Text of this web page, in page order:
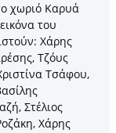
χωριό Καρυά
του
Χάρης
Τζόυς
Τσάφου,
Στέλιος
Χάρης